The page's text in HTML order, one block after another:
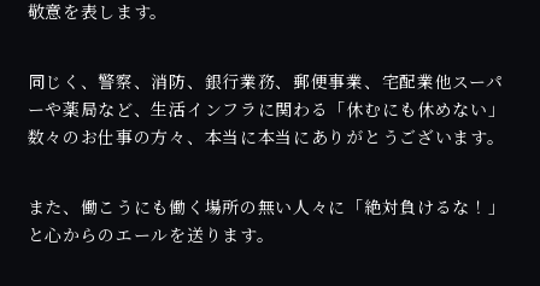
敬意を表します。
同じく、警察、消防、銀行業務、郵便事業、宅配業他スーパ
ーや薬局など、生活インフラに関わる「休むにも休めない」
数々のお仕事の方々、本当に本当にありがとうございます。
また、働こうにも働く場所の無い人々に「絶対負けるな！」
と心からのエールを送ります。